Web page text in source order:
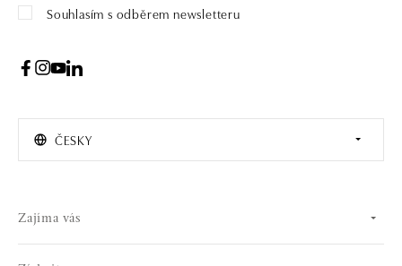
Souhlasím s odběrem newsletteru
ČESKY
Zajíma vás